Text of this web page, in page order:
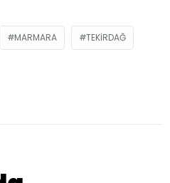
MARMARA TEKIRDAĞ